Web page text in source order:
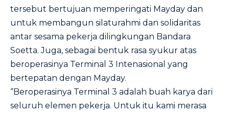
tersebut bertujuan memperingati Mayday dan
untuk membangun silaturahmi dan solidaritas
antar sesama pekerja dilingkungan Bandara
Soetta. Juga, sebagai bentuk rasa syukur atas
beroperasinya Terminal 3 Intenasional yang
bertepatan dengan Mayday.
“Beroperasinya Terminal 3 adalah buah karya dari
seluruh elemen pekerja. Untuk itu kami merasa